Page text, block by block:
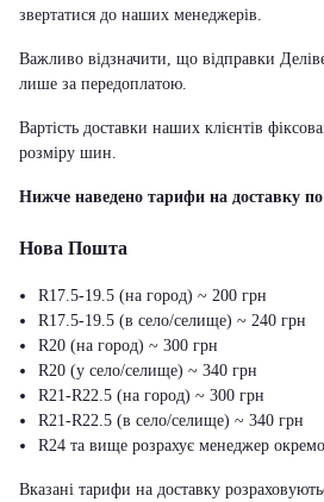
звертатися до наших менеджерів.
Важливо відзначити, що відправки
лише за передоплатою.
Вартість доставки наших клієнтів
розміру шин.
Нижче наведено тарифи на доставку по
Нова Пошта
R17.5-19.5 (на город) ~ 200 грн
R17.5-19.5 (в село/селище) ~ 240 грн
R20 (на город) ~ 300 грн
R20 (у село/селище) ~ 340 грн
R21-R22.5 (на город) ~ 300 грн
R21-R22.5 (в село/селище) ~ 340 грн
R24 та вище розрахує менеджер
Вказані тарифи на доставку